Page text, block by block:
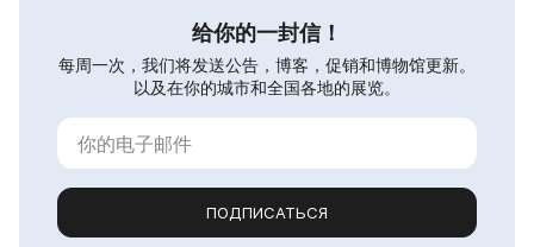
给你的一封信！
每周一次，我们将发送公告，博客，促销和博物馆更新。
以及在你的城市和全国各地的展览。
ПОДПИСАТЬСЯ